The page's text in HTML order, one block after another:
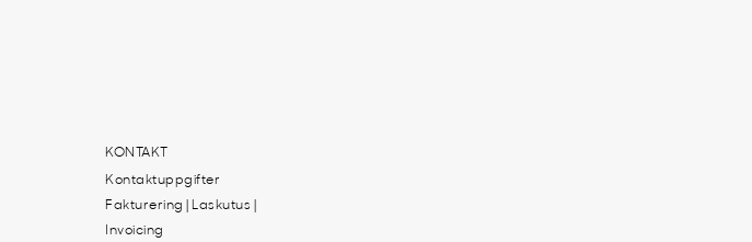
KONTAKT
Kontaktuppgifter
Fakturering | Laskutus |
Invoicing